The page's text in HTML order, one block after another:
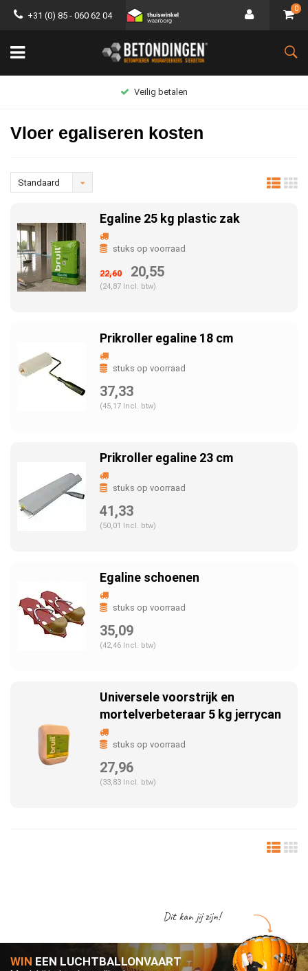
+31 (0) 85 - 060 62 04
0
Vloer egaliseren kosten
Standaard
Egaline 25 kg plastic zak
stuks op voorraad
22,60 20,55
(24,87 Incl. btw)
Prikroller egaline 18 cm
stuks op voorraad
37,33
(45,17 Incl. btw)
Prikroller egaline 23 cm
stuks op voorraad
41,33
(50,01 Incl. btw)
Egaline schoenen
stuks op voorraad
35,09
(42,46 Incl. btw)
Universele voorstrijk en
mortelverbeteraar 5 kg jerrycan
stuks op voorraad
27,96
(33,83 Incl. btw)
WIN EEN LUCHTBALLONVAART
Dit kan jij zijn!